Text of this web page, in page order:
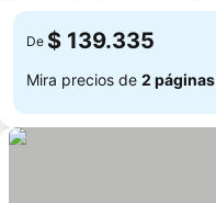
De $ 139.335
Mira precios de 2 páginas